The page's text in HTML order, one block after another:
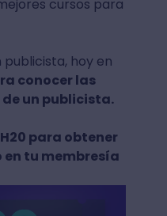
cursos para
publicista, hoy en
conocer las
un publicista.
para obtener
en tu membresía